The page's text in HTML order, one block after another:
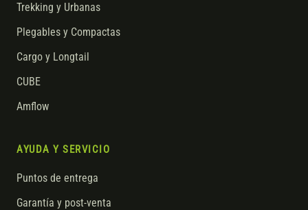
Trekking y Urbanas
Plegables y Compactas
Cargo y Longtail
CUBE
Amflow
AYUDA Y SERVICIO
Puntos de entrega
Garantía y post-venta